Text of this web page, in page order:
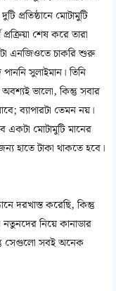
প্রতিষ্ঠানে মোটামুটি
শেষ করে তারা
এনজিওতে চাকরি শুরু
সুলাইমান। তিনি
অবশ্যই ভালো, কিন্তু সবার
ব্যাপারটা তেমন নয়।
মোটামুটি মানের
হাতে টাকা থাকতে হবে।
দরখাস্ত করেছি, কিন্তু
নিয়ে কানাডার
সেগুলো সবই অনেক